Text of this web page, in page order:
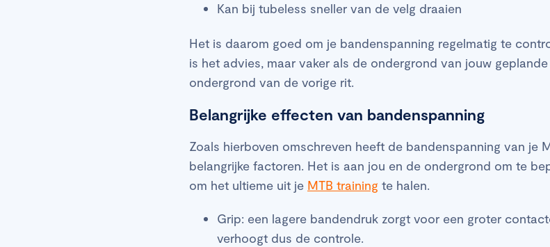
Kan bij tubeless sneller van de velg draaien
Het is daarom goed om je bandenspanning regelmatig te
is het advies, maar vaker als de ondergrond van jouw
ondergrond van de vorige rit.
Belangrijke effecten van bandenspanning
Zoals hierboven omschreven heeft de bandenspanning van je
belangrijke factoren. Het is aan jou en de ondergrond om te
om het ultieme uit je MTB training te halen.
Grip: een lagere bandendruk zorgt voor een groter
verhoogt dus de controle.